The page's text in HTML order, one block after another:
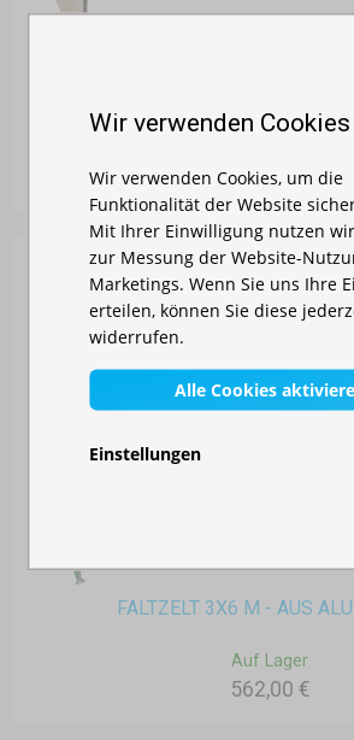
337,00 €
FALTZELT 3X6 M - AUS
Auf Lager
562,00 €
Wir verwenden Cookies
Wir verwenden Cookies, um die
Funktionalität der Website
Mit Ihrer Einwilligung nutzen
zur Messung der Website-
Marketings. Wenn Sie uns Ihre
erteilen, können Sie diese
widerrufen.
Alle Cookies
Einstellungen